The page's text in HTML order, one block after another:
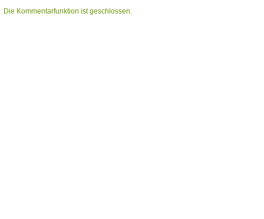
Die Kommentarfunktion ist geschlossen.